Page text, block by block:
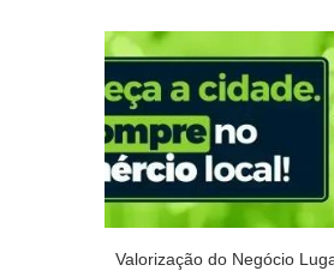
Valorização do Negócio